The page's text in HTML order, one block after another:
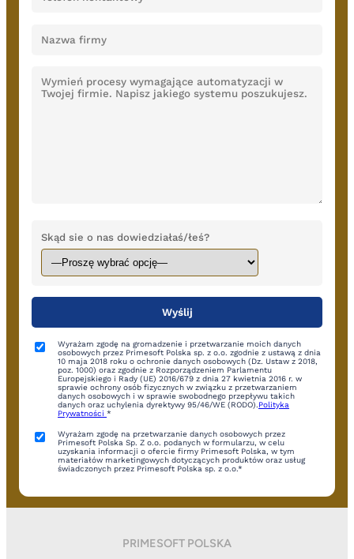
Skąd sie o nas dowiedziałaś/łeś?
Wyrażam zgodę na gromadzenie i przetwarzanie moich danych
osobowych przez Primesoft Polska sp. z o.o. zgodnie z ustawą z dnia
10 maja 2018 roku o ochronie danych osobowych (Dz. Ustaw z 2018,
poz. 1000) oraz zgodnie z Rozporządzeniem Parlamentu
Europejskiego i Rady (UE) 2016/679 z dnia 27 kwietnia 2016 r. w
sprawie ochrony osób fizycznych w związku z przetwarzaniem
danych osobowych i w sprawie swobodnego przepływu takich
danych oraz uchylenia dyrektywy 95/46/WE (RODO). Polityka
Prywatności *
Wyrażam zgodę na przetwarzanie danych osobowych przez
Primesoft Polska Sp. Z o.o. podanych w formularzu, w celu
uzyskania informacji o ofercie firmy Primesoft Polska, w tym
materiałów marketingowych dotyczących produktów oraz usług
świadczonych przez Primesoft Polska sp. z o.o.*
PRIMESOFT POLSKA